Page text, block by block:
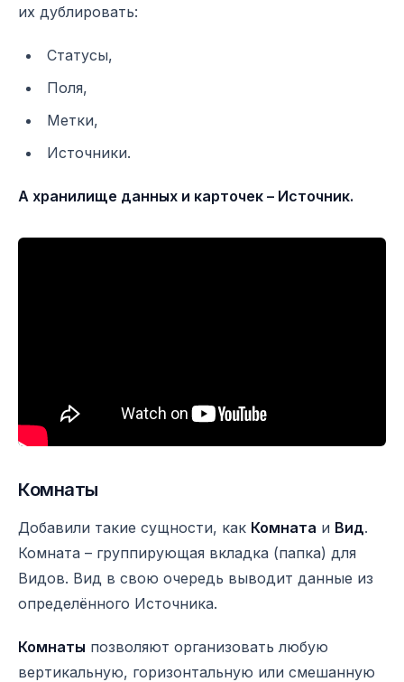
их дублировать:
Статусы,
Поля,
Метки,
Источники.
А хранилище данных и карточек – Источник.
Комнаты
Добавили такие сущности, как Комната и Вид.
Комната – группирующая вкладка (папка) для
Видов. Вид в свою очередь выводит данные из
определённого Источника.
Комнаты позволяют организовать любую
вертикальную, горизонтальную или смешанную